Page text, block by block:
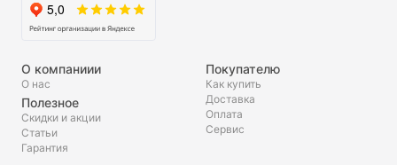
О компаниии
О нас
Полезное
Скидки и акции
Статьи
Гарантия
Покупателю
Как купить
Доставка
Оплата
Сервис